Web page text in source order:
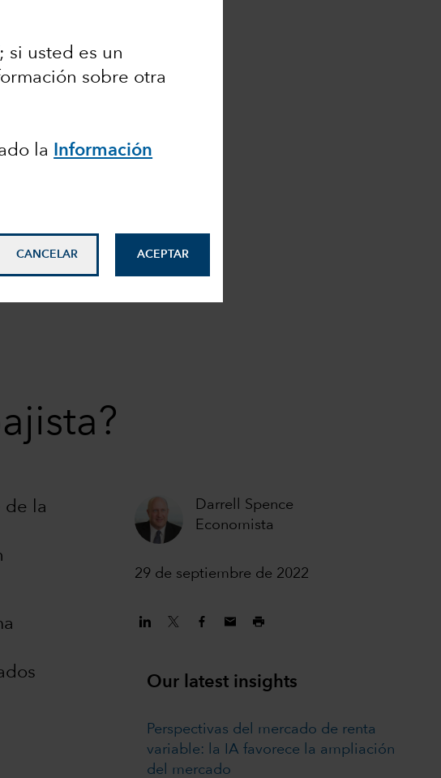
; si usted es un
sobre otra
la
Información
CANCELAR ACEPTAR
Darrell Spence
Economista
29 de septiembre de 2022
de la
Our latest insights
Perspectivas del mercado de renta
variable: la IA favorece la ampliación
del mercado